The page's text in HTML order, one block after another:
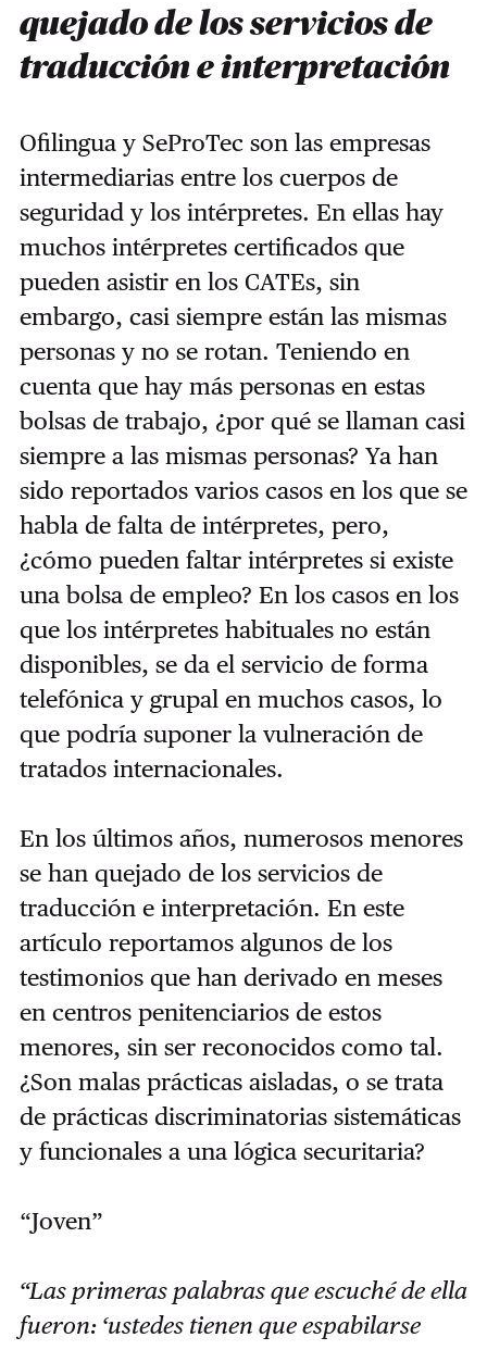
quejado de los servicios de
traducción e interpretación
Ofilingua y SeProTec son las empresas
intermediarias entre los cuerpos de
seguridad y los intérpretes. En ellas hay
muchos intérpretes certificados que
pueden asistir en los CATEs, sin
embargo, casi siempre están las mismas
personas y no se rotan. Teniendo en
cuenta que hay más personas en estas
bolsas de trabajo, ¿por qué se llaman casi
siempre a las mismas personas? Ya han
sido reportados varios casos en los que se
habla de falta de intérpretes, pero,
¿cómo pueden faltar intérpretes si existe
una bolsa de empleo? En los casos en los
que los intérpretes habituales no están
disponibles, se da el servicio de forma
telefónica y grupal en muchos casos, lo
que podría suponer la vulneración de
tratados internacionales.
En los últimos años, numerosos menores
se han quejado de los servicios de
traducción e interpretación. En este
artículo reportamos algunos de los
testimonios que han derivado en meses
en centros penitenciarios de estos
menores, sin ser reconocidos como tal.
¿Son malas prácticas aisladas, o se trata
de prácticas discriminatorias sistemáticas
y funcionales a una lógica securitaria?
“Joven”
“Las primeras palabras que escuché de ella
fueron: ‘ustedes tienen que espabilarse